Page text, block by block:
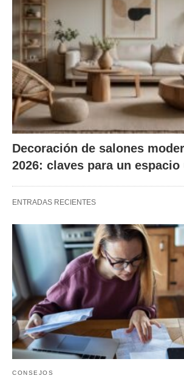
Decoración de salones
2026: claves para un espacio
ENTRADAS RECIENTES
CONSEJOS